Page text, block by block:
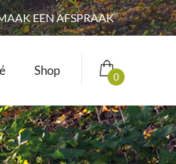
EEN AFSPRAAK
Shop 0